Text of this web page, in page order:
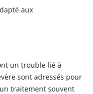
aux
un trouble lié à
sont adressés pour
traitement souvent